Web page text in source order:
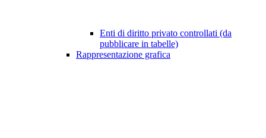
Enti di diritto privato controllati (da
pubblicare in tabelle)
Rappresentazione grafica